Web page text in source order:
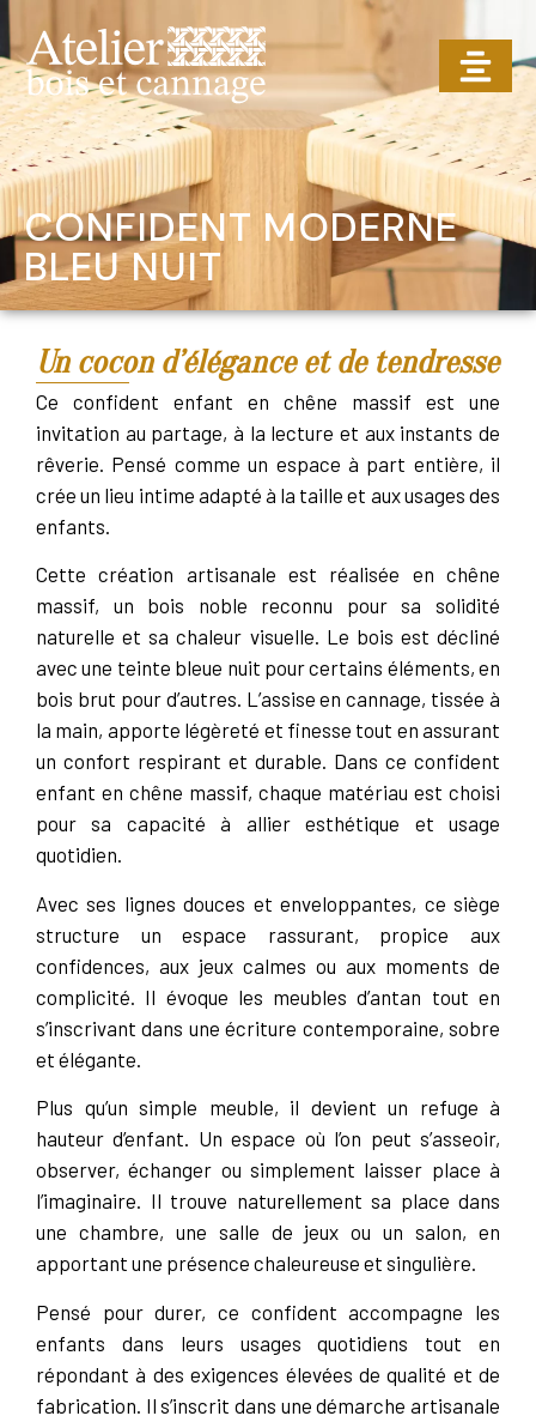
CONFIDENT MODERNE
BLEU NUIT
Un cocon d’élégance et de tendresse
Ce confident enfant en chêne massif est une
invitation au partage, à la lecture et aux instants de
rêverie. Pensé comme un espace à part entière, il
crée un lieu intime adapté à la taille et aux usages des
enfants.
Cette création artisanale est réalisée en chêne
massif, un bois noble reconnu pour sa solidité
naturelle et sa chaleur visuelle. Le bois est décliné
avec une teinte bleue nuit pour certains éléments, en
bois brut pour d’autres. L’assise en cannage, tissée à
la main, apporte légèreté et finesse tout en assurant
un confort respirant et durable. Dans ce confident
enfant en chêne massif, chaque matériau est choisi
pour sa capacité à allier esthétique et usage
quotidien.
Avec ses lignes douces et enveloppantes, ce siège
structure un espace rassurant, propice aux
confidences, aux jeux calmes ou aux moments de
complicité. Il évoque les meubles d’antan tout en
s’inscrivant dans une écriture contemporaine, sobre
et élégante.
Plus qu’un simple meuble, il devient un refuge à
hauteur d’enfant. Un espace où l’on peut s’asseoir,
observer, échanger ou simplement laisser place à
l’imaginaire. Il trouve naturellement sa place dans
une chambre, une salle de jeux ou un salon, en
apportant une présence chaleureuse et singulière.
Pensé pour durer, ce confident accompagne les
enfants dans leurs usages quotidiens tout en
répondant à des exigences élevées de qualité et de
fabrication. Il s’inscrit dans une démarche artisanale